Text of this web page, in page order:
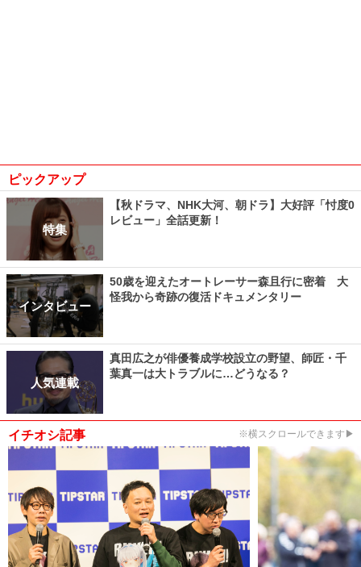
ピックアップ
特集
【秋ドラマ、NHK大河、朝ドラ】大好評「忖度0
レビュー」全話更新！
インタビュー
50歳を迎えたオートレーサー森且行に密着 大
怪我から奇跡の復活ドキュメンタリー
人気連載
真田広之が俳優養成学校設立の野望、師匠・千
葉真一は大トラブルに…どうなる？
イチオシ記事 ※横スクロールできます▶